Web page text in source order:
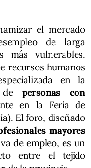
el mercado
de larga
más vulnerables.
recursos humanos
en la
personas con
en la Feria de
El foro, diseñado
mayores
de empleo, es un
entre el tejido